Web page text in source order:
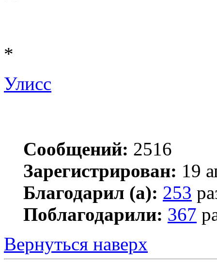
*
Улисс
Сообщений: 2516
Зарегистрирован: 19
Благодарил (а): 253
Поблагодарили: 367
Вернуться наверх